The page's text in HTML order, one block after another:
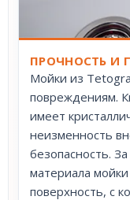
ПРОЧНОСТЬ И
Мойки из
повреждениям.
имеет
неизменность
безопасность.
материала
поверхность, с